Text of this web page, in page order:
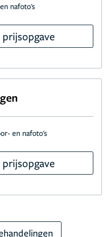
nafoto's
en nafoto's